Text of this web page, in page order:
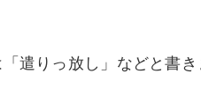
「遣りっ放し」などと書